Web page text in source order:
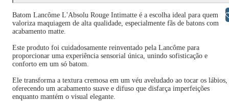
Batom Lancôme L'Absolu Rouge Intimatte é a escolha ideal para quem
valoriza maquiagem de alta qualidade, especialmente fãs de batons com
acabamento matte.
Este produto foi cuidadosamente reinventado pela Lancôme para
proporcionar uma experiência sensorial única, unindo sofisticação e
conforto em um só batom.
Ele transforma a textura cremosa em um véu aveludado ao tocar os lábios,
oferecendo um acabamento suave e difuso que disfarça imperfeições
enquanto mantém o visual elegante.
Libras